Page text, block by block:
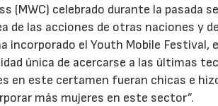
(MWC) celebrado durante la pasada
de las acciones de otras naciones y
incorporado el Youth Mobile Festival,
única de acercarse a las últimas
en este certamen fueran chicas e
más mujeres en este sector”.